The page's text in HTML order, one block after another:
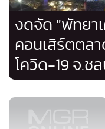
จำนวนนักท่องเที่ยวที่เข้
แบบใด ซึ่งในเบื้องต้น จ
“งานเดินกินถิ่นนาเกลื
สำคัญเป็นอย่างมาก”
งดจัด "พัทยา
คอนเสิร์ตตล
โควิด-19 จ.ช